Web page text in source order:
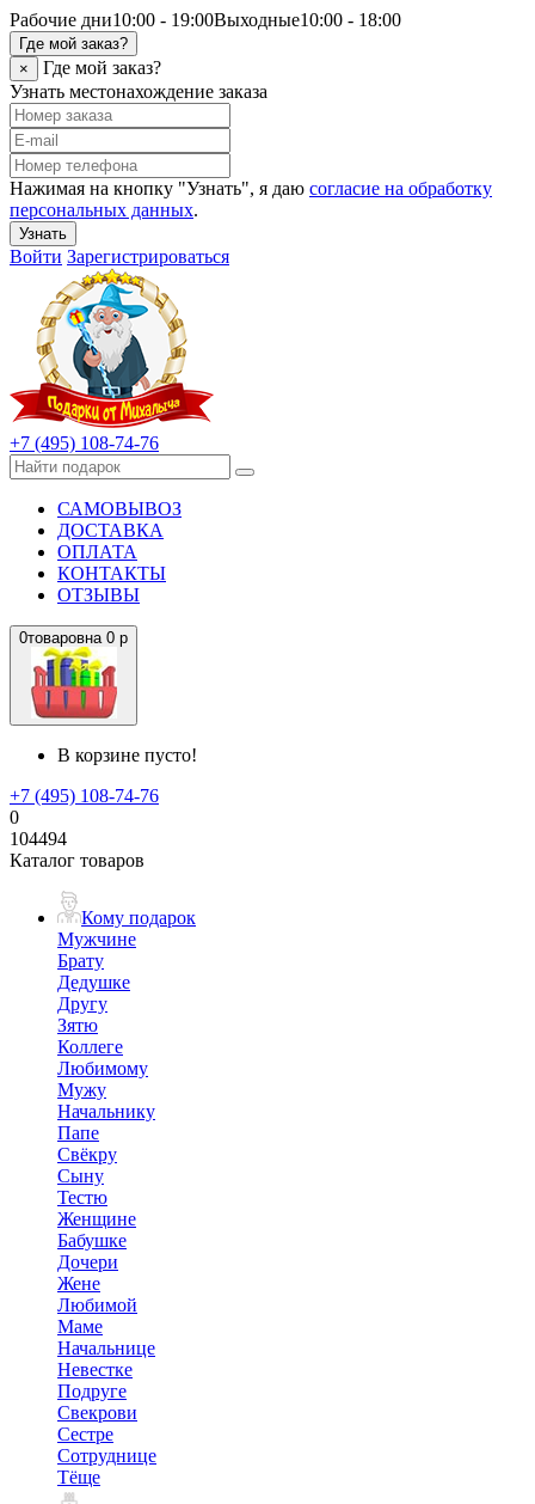
Рабочие дни10:00 - 19:00Выходные10:00 - 18:00
Где мой заказ?
×
Где мой заказ?
Узнать местонахождение заказа
Нажимая на кнопку "Узнать", я даю согласие на обработку
персональных данных.
Узнать
Войти Зарегистрироваться
+7 (495) 108-74-76
САМОВЫВОЗ
ДОСТАВКА
ОПЛАТА
КОНТАКТЫ
ОТЗЫВЫ
0товаровна 0 р
В корзине пусто!
+7 (495) 108-74-76
0
104494
Каталог товаров
Кому подарок
Мужчине
Брату
Дедушке
Другу
Зятю
Коллеге
Любимому
Мужу
Начальнику
Папе
Свёкру
Сыну
Тестю
Женщине
Бабушке
Дочери
Жене
Любимой
Маме
Начальнице
Невестке
Подруге
Свекрови
Сестре
Сотруднице
Тёще